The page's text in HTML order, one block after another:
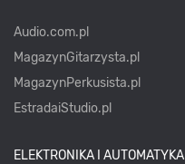
Audio.com.pl
MagazynGitarzysta.pl
MagazynPerkusista.pl
EstradaiStudio.pl
ELEKTRONIKA I AUTOMATYKA